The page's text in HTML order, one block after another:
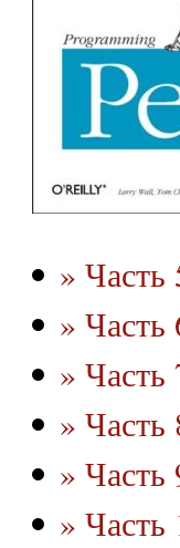
»
» Часть
» Часть
»
»
» Часть